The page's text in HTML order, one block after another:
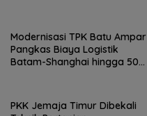
Modernisasi TPK Batu Ampar
Pangkas Biaya Logistik
Batam-Shanghai hingga 50
PKK Jemaja Timur Dibekali